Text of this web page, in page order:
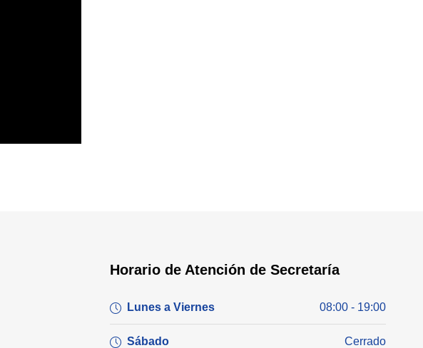
Horario de Atención de Secretaría
Lunes a Viernes 08:00 - 19:00
Sábado Cerrado